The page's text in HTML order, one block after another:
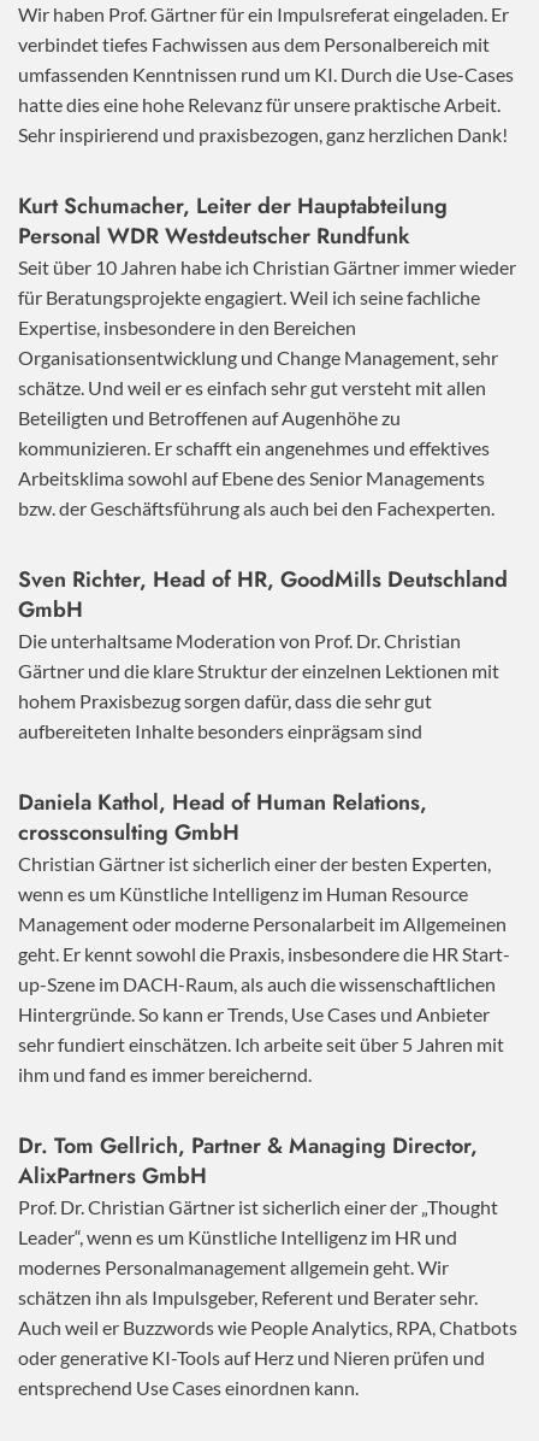
Wir haben Prof. Gärtner für ein Impulsreferat eingeladen. Er
verbindet tiefes Fachwissen aus dem Personalbereich mit
umfassenden Kenntnissen rund um KI. Durch die Use-Cases
hatte dies eine hohe Relevanz für unsere praktische Arbeit.
Sehr inspirierend und praxisbezogen, ganz herzlichen Dank!
Kurt Schumacher, Leiter der Hauptabteilung
Personal WDR Westdeutscher Rundfunk
Seit über 10 Jahren habe ich Christian Gärtner immer wieder
für Beratungsprojekte engagiert. Weil ich seine fachliche
Expertise, insbesondere in den Bereichen
Organisationsentwicklung und Change Management, sehr
schätze. Und weil er es einfach sehr gut versteht mit allen
Beteiligten und Betroffenen auf Augenhöhe zu
kommunizieren. Er schafft ein angenehmes und effektives
Arbeitsklima sowohl auf Ebene des Senior Managements
bzw. der Geschäftsführung als auch bei den Fachexperten.
Sven Richter, Head of HR, GoodMills Deutschland
GmbH
Die unterhaltsame Moderation von Prof. Dr. Christian
Gärtner und die klare Struktur der einzelnen Lektionen mit
hohem Praxisbezug sorgen dafür, dass die sehr gut
aufbereiteten Inhalte besonders einprägsam sind
Daniela Kathol, Head of Human Relations,
crossconsulting GmbH
Christian Gärtner ist sicherlich einer der besten Experten,
wenn es um Künstliche Intelligenz im Human Resource
Management oder moderne Personalarbeit im Allgemeinen
geht. Er kennt sowohl die Praxis, insbesondere die HR Start-
up-Szene im DACH-Raum, als auch die wissenschaftlichen
Hintergründe. So kann er Trends, Use Cases und Anbieter
sehr fundiert einschätzen. Ich arbeite seit über 5 Jahren mit
ihm und fand es immer bereichernd.
Dr. Tom Gellrich, Partner & Managing Director,
AlixPartners GmbH
Prof. Dr. Christian Gärtner ist sicherlich einer der „Thought
Leader“, wenn es um Künstliche Intelligenz im HR und
modernes Personalmanagement allgemein geht. Wir
schätzen ihn als Impulsgeber, Referent und Berater sehr.
Auch weil er Buzzwords wie People Analytics, RPA, Chatbots
oder generative KI-Tools auf Herz und Nieren prüfen und
entsprechend Use Cases einordnen kann.